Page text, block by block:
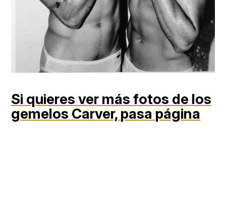
Si quieres ver más fotos de los
gemelos Carver, pasa página